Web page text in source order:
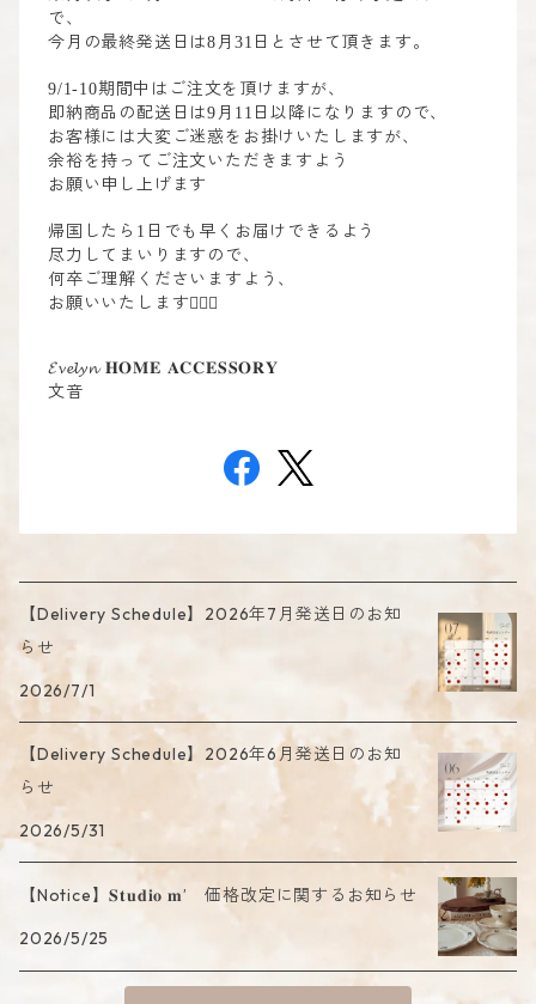
で、
今月の最終発送日は8 月 31 日とさせて頂きます。
9/1-10期間中はご注文を頂けますが、
即納商品の配送日は9 月 11 日以降になりますので、
お客様には大変ご迷惑をお掛けいたしますが、
余裕を持ってご注文いただきますよう
お願い申し上げます
帰国したら 1 日でも早くお届けできるよう
尽力してまいりますので、
何卒ご理解くださいますよう、
お願いいたします🙇🏻‍♀️
𝓔𝓿𝓮𝓵𝔂𝓷 𝐇𝐎𝐌𝐄 𝐀𝐂𝐂𝐄𝐒𝐒𝐎𝐑𝐘
文音
【Delivery Schedule】2026年7月発送日のお知
らせ
2026/7/1
【Delivery Schedule】2026年6月発送日のお知
らせ
2026/5/31
【Notice】𝐒𝐭𝐮𝐝𝐢𝐨 𝐦’ 価格改定に関するお知らせ
2026/5/25